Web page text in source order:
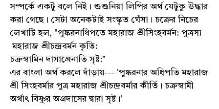
সম্পর্কে একটু বলে নিই। শুশুনিয়া লিপির অর্থ যেটুকু উদ্ধার
করা গেছে। সেটা অনেকটাই সংস্কৃত ঘেঁসা। চক্রের নিচের
লেখাটি হল, "পুষ্করনাধিপতে মহারাজ শ্রীসিংহবর্মন: পুত্রস্য
মহারাজ শ্রীচন্দ্রবর্মন কৃতি:
চক্রস্বামিন দাসাগ্রেনাতি সৃষ্ট:"
এর বাংলা অর্থ করলে দাঁড়ায়--- 'পুষ্করনার অধিপতি মহারাজ
শ্রী সিংহবর্মার পুত্র মহারাজ শ্রীচন্দ্রবর্মার কীর্তি। চক্রস্বামী
অর্থাৎ বিষ্ণুর অগ্রদাসের দ্বারা সৃষ্ট।'